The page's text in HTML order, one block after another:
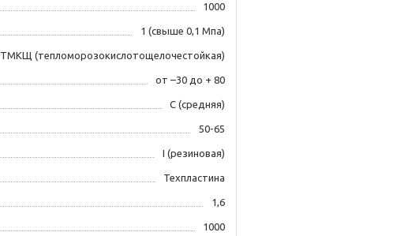
1000
1 (свыше 0,1 Мпа)
ТМКЩ (тепломорозокислотощелочестойкая)
от –30 до + 80
С (средняя)
50-65
I (резиновая)
Техпластина
1,6
1000